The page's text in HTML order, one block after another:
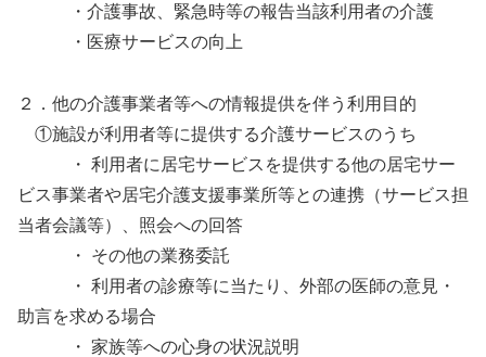
・介護事故、緊急時等の報告当該利用者の介護
・医療サービスの向上
２．他の介護事業者等への情報提供を伴う利用目的
①施設が利用者等に提供する介護サービスのうち
・ 利用者に居宅サービスを提供する他の居宅サー
ビス事業者や居宅介護支援事業所等との連携（サービス担
当者会議等）、照会への回答
・ その他の業務委託
・ 利用者の診療等に当たり、外部の医師の意見・
助言を求める場合
・ 家族等への心身の状況説明